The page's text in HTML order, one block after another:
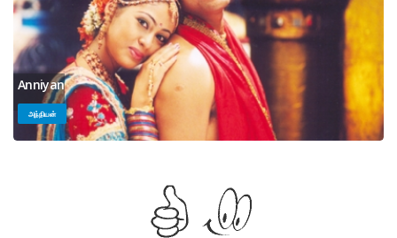
Anniyan
அந்நியன்